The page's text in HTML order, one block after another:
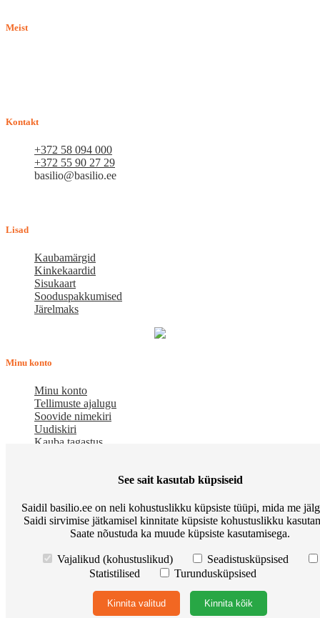
Meist
Kontakt
+372 58 094 000
+372 55 90 27 29
basilio@basilio.ee
Lisad
Kaubamärgid
Kinkekaardid
Sisukaart
Sooduspakkumised
Järelmaks
Minu konto
Minu konto
Tellimuste ajalugu
Soovide nimekiri
Uudiskiri
Kauba tagastus
pakub kaupu lemmikloomadele. Me hindame igat ostjat ja väga
loodame, et meie uued kliendid muutuvad püsiklientideks. Me
loodame pikaajalisele ja viljakale koostööle.
küsimused Meist Põhitingimused Preemiapunktid. Allahindlus kuni
Kuidas kasutada sooduskupongi? Järelmaks Tarneviis
© Basilio.ee - Kõik lemmikloomadele.
See sait kasutab küpsiseid
Saidil basilio.ee on neli kohustuslikku küpsiste tüüpi, mida me
Saidi sirvimise jätkamisel kinnitate küpsiste kohustuslikku
Saate nõustuda ka muude küpsiste kasutamisega.
Vajalikud (kohustuslikud)
Seadistusküpsised
Statistilised
Turundusküpsised
Kinnita valitud Kinnita kõik